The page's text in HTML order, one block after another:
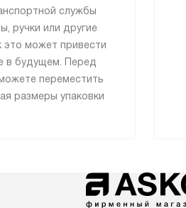
службы
ручки или другие
это может привести
в будущем. Перед
переместить
размеры упаковки